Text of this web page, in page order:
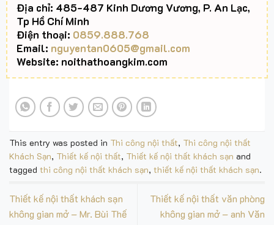
Địa chỉ: 485-487 Kinh Dương Vương, P. An Lạc,
Tp Hồ Chí Minh
Điện thoại: 0859.888.768
Email: nguyentan0605@gmail.com
Website: noithathoangkim.com
This entry was posted in Thi công nội thất, Thi công nội thất
Khách Sạn, Thiết kế nội thất, Thiết kế nội thất khách sạn and
tagged thi công nội thất khách sạn, thiết kế nội thất khách sạn.
Thiết kế nội thất khách sạn
không gian mở – Mr. Bùi Thế
Thiết kế nội thất văn phòng
không gian mở – anh Văn